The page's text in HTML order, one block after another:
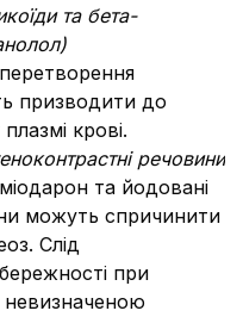
та бета-
призводити до
крові.
речовини
та йодовані
можуть спричинити
Слід
при